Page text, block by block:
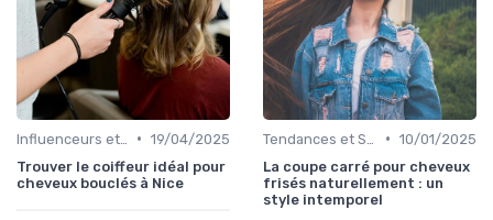
• 19/04/2025
Trouver le coiffeur idéal pour
cheveux bouclés à Nice
• 10/01/2025
La coupe carré pour cheveux
frisés naturellement : un
style intemporel